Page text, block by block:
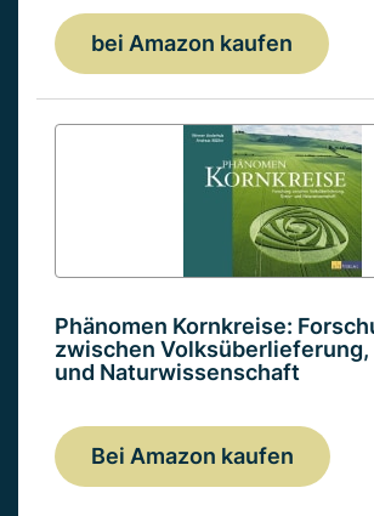
bei Amazon kaufen
Phänomen Kornkreise:
zwischen Volksüberlieferung,
und Naturwissenschaft
Bei Amazon kaufen